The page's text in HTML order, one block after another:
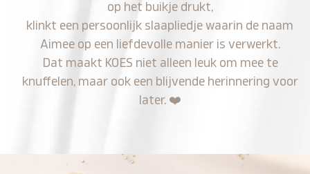
op het buikje drukt,
klinkt een persoonlijk slaapliedje waarin de naam
Aimee op een liefdevolle manier is verwerkt.
Dat maakt KOES niet alleen leuk om mee te
knuffelen, maar ook een blijvende herinnering voor
later. ❤️